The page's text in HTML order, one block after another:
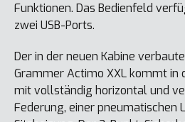
Funktionen. Das Bedienfeld
zwei USB-Ports.
Der in der neuen Kabine
Grammer Actimo XXL kommt in
mit vollständig horizontal und
Federung, einer pneumatischen